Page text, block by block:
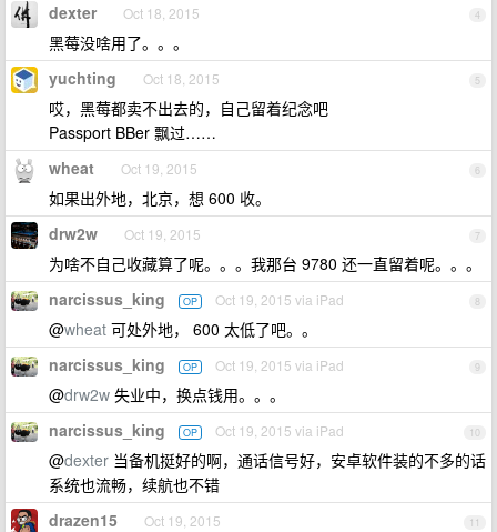
4
dexter Oct 18, 2015
黑莓没啥用了。。。
5
yuchting Oct 18, 2015
哎，黑莓都卖不出去的，自己留着纪念吧
Passport BBer 飘过……
6
wheat Oct 19, 2015
如果出外地，北京，想 600 收。
7
drw2w Oct 19, 2015
为啥不自己收藏算了呢。。。我那台 9780 还一直留着呢。。。
8
narcissus_king OP Oct 19, 2015 via iPad
@wheat 可处外地， 600 太低了吧。。
9
narcissus_king OP Oct 19, 2015 via iPad
@drw2w 失业中，换点钱用。。。
10
narcissus_king OP Oct 19, 2015 via iPad
@dexter 当备机挺好的啊，通话信号好，安卓软件装的不多的话
系统也流畅，续航也不错
11
drazen15 Oct 19, 2015